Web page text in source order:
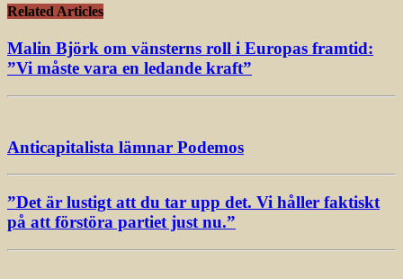
Related Articles
Malin Björk om vänsterns roll i Europas framtid:
”Vi måste vara en ledande kraft”
Anticapitalista lämnar Podemos
”Det är lustigt att du tar upp det. Vi håller faktiskt
på att förstöra partiet just nu.”